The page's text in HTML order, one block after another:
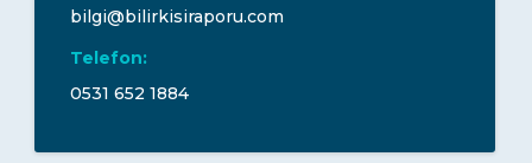
bilgi@bilirkisiraporu.com
Telefon:
0531 652 1884